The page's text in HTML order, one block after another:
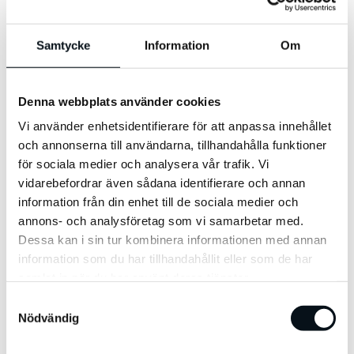
Samtycke Information Om
Denna webbplats använder cookies
Vi använder enhetsidentifierare för att anpassa innehållet
och annonserna till användarna, tillhandahålla funktioner
för sociala medier och analysera vår trafik. Vi
vidarebefordrar även sådana identifierare och annan
information från din enhet till de sociala medier och
annons- och analysföretag som vi samarbetar med.
Dessa kan i sin tur kombinera informationen med annan
information som du har tillhandahållit eller som de har
Nödvändig
marknadsförare:
Hur identifierar man behov och
målsättning?
Vilka kortsiktiga och långsiktiga
perspektiv finns?
Hur ser kundens resa till konvertering
ut?
I ett samarbete med Viva så djupdyker vi
målgrupperna. Med vår samlade